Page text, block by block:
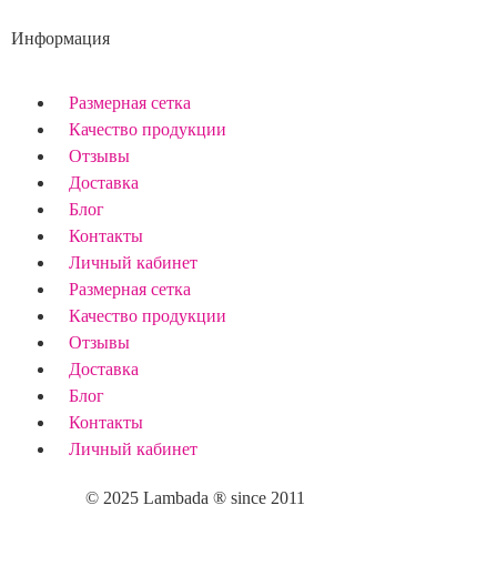
Информация
Размерная сетка
Качество продукции
Отзывы
Доставка
Блог
Контакты
Личный кабинет
Размерная сетка
Качество продукции
Отзывы
Доставка
Блог
Контакты
Личный кабинет
© 2025 Lambada ® since 2011